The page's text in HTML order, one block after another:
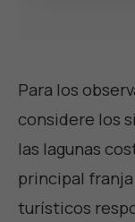
Para los
considere los
las lagunas
principal
turísticos